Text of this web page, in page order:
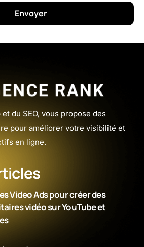
du SEO, vous propose des
pour améliorer votre visibilité et
en ligne.
Video Ads pour créer des
vidéo sur YouTube et